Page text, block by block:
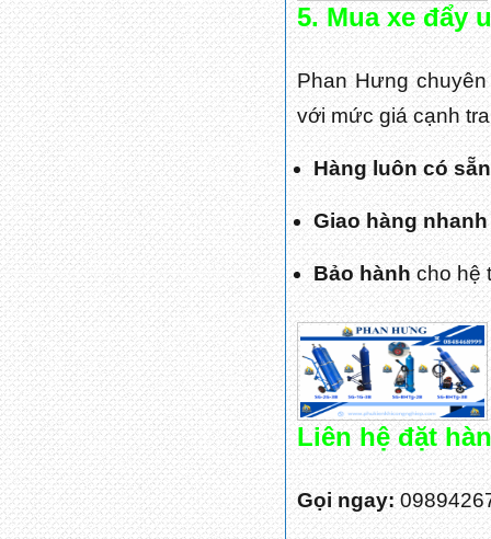
5. Mua xe đẩy
Phan Hưng
với mức giá cạnh
Hàng luôn có sẵn
Giao hàng nhanh
Bảo hànhcho hệ
Liên hệ đặt
Gọi ngay: